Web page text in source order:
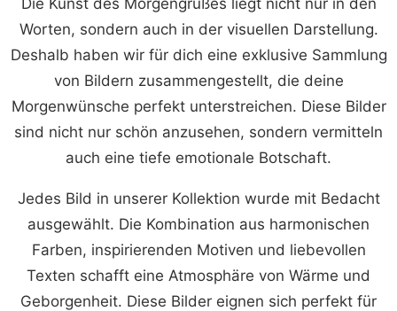
Worten, sondern auch in der visuellen Darstellung.
Deshalb haben wir für dich eine exklusive Sammlung
von Bildern zusammengestellt, die deine
Morgenwünsche perfekt unterstreichen. Diese Bilder
sind nicht nur schön anzusehen, sondern vermitteln
auch eine tiefe emotionale Botschaft.
Jedes Bild in unserer Kollektion wurde mit Bedacht
ausgewählt. Die Kombination aus harmonischen
Farben, inspirierenden Motiven und liebevollen
Texten schafft eine Atmosphäre von Wärme und
Geborgenheit. Diese Bilder eignen sich perfekt für